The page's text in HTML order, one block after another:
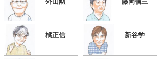
橘正信 新谷学